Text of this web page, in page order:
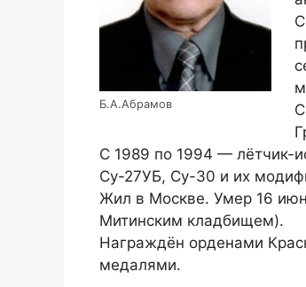
Б.А.Абрамов
С 1989 по 1994 — лётчик-
Су-27УБ, Су-30 и их
Жил в Москве. Умер 16
Митинским кладбищем).
Награждён орденами
медалями.